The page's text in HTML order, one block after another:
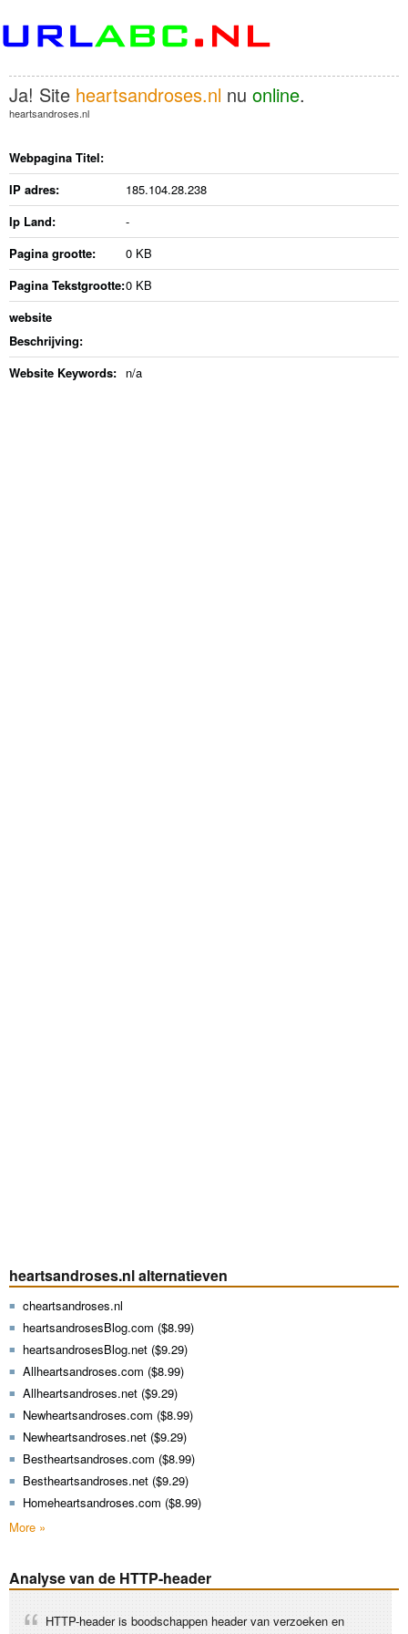
Ja! Site heartsandroses.nl nu online.
heartsandroses.nl
Webpagina Titel:
IP adres:
185.104.28.238
Ip Land:
-
Pagina grootte:
0 KB
Pagina Tekstgrootte:0 KB
website
Beschrijving:
Website Keywords: n/a
heartsandroses.nl alternatieven
cheartsandroses.nl
heartsandrosesBlog.com ($8.99)
heartsandrosesBlog.net ($9.29)
Allheartsandroses.com ($8.99)
Allheartsandroses.net ($9.29)
Newheartsandroses.com ($8.99)
Newheartsandroses.net ($9.29)
Bestheartsandroses.com ($8.99)
Bestheartsandroses.net ($9.29)
Homeheartsandroses.com ($8.99)
More »
Analyse van de HTTP-header
HTTP-header is boodschappen header van verzoeken en